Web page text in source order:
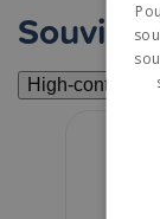
High-contrast